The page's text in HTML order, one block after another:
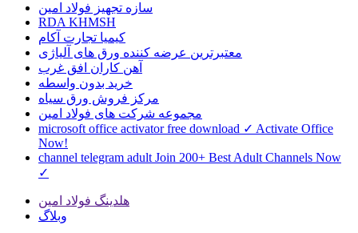
سازه تجهیز فولاد امین
RDA KHMSH
کیمیا تجارت آکام
معتبرترین عرضه کننده ورق های آلیاژی
آهن کاران افق غرب
خرید بدون واسطه
مرکز فروش ورق سیاه
مجموعه شرکت های فولاد امین
microsoft office activator free download ✓ Activate Office
Now!
channel telegram adult Join 200+ Best Adult Channels Now
✓
هلدینگ فولاد امین
وبلاگ